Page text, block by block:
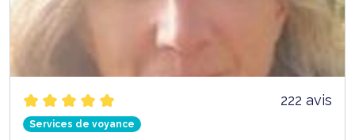
222 avis
Services de voyance